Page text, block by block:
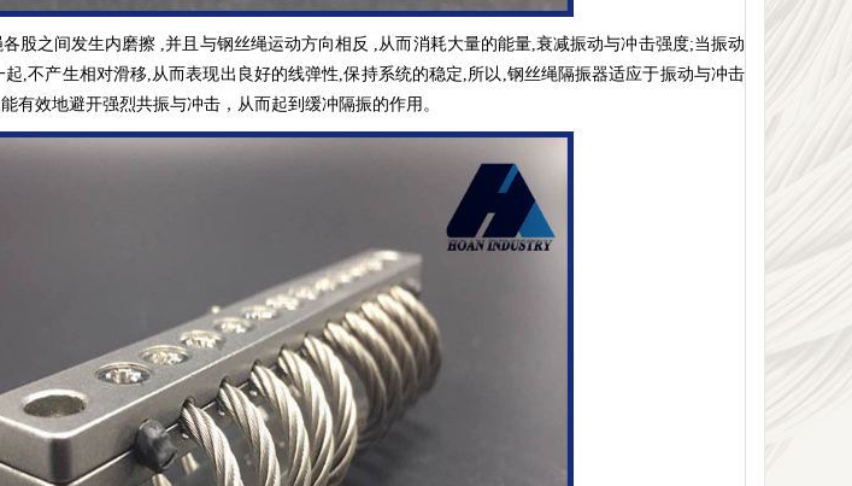
股之间发生内磨擦 ,并且与钢丝绳运动方向相反 ,从而消耗大量的能量,衰减振动与冲击强度;当振动
,不产生相对滑移,从而表现出良好的线弹性,保持系统的稳定,所以,钢丝绳隔振器适应于振动与冲击
有效地避开强烈共振与冲击，从而起到缓冲隔振的作用。